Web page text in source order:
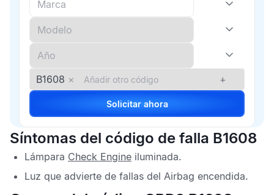
B1608 × +
Solicitar ahora
Síntomas del código de falla B1608
Lámpara Check Engine iluminada.
Luz que advierte de fallas del Airbag encendida.